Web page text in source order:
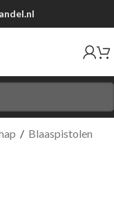
/ Blaaspistolen